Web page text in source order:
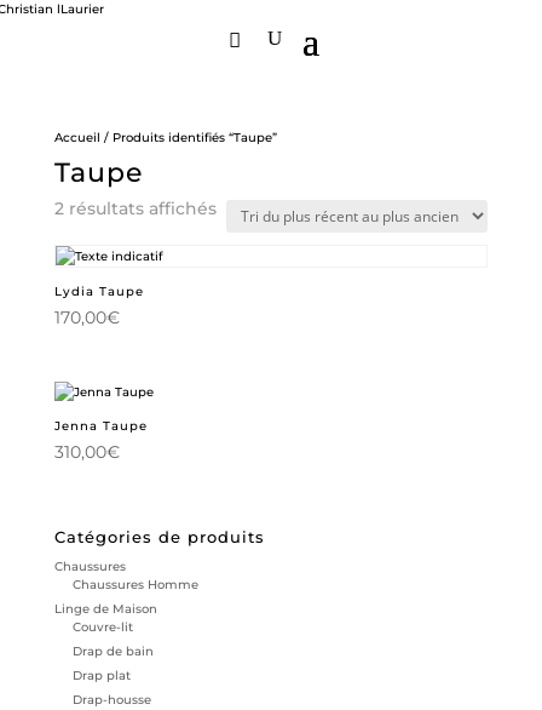
Accueil / Produits identifiés “Taupe”
Taupe
2 résultats affichésTrié
Lydia Taupe
170,00€
Jenna Taupe
310,00€
Catégories de produits
Chaussures
Chaussures Homme
Linge de Maison
Couvre-lit
Drap de bain
Drap plat
Drap-housse